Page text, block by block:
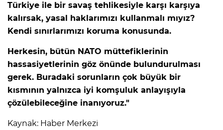
Türkiye ile bir savaş tehlikesiyle karşı karşıya
kalırsak, yasal haklarımızı kullanmalı mıyız?
Kendi sınırlarımızı koruma konusunda.
Herkesin, bütün NATO müttefiklerinin
hassasiyetlerinin göz önünde bulundurulması
gerek. Buradaki sorunların çok büyük bir
kısmının yalnızca iyi komşuluk anlayışıyla
çözülebileceğine inanıyoruz."
Kaynak: Haber Merkezi